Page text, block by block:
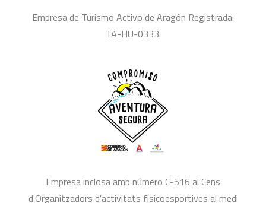
Empresa de Turismo Activo de Aragón Registrada:
TA-HU-0333.
Empresa inclosa amb número C-516 al Cens
d'Organitzadors d'activitats fisicoesportives al medi